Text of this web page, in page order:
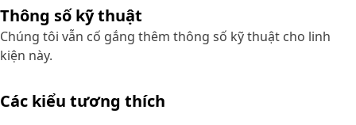
Thông số kỹ thuật
Chúng tôi vẫn cố gắng thêm thông số kỹ thuật cho linh
kiện này.
Các kiểu tương thích